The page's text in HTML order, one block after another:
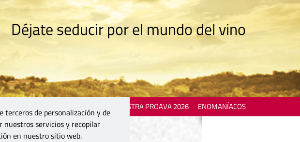
Déjate seducir por el mundo del vino
MOSTRA PROAVA 2026 ENOMANÍACOS
terceros de personalización y de
nuestros servicios y recopilar
en nuestro sitio web.